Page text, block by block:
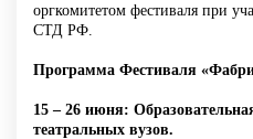
оргкомитетом фестиваля при
СТД РФ.
Программа Фестиваля
15 – 26 июня:
театральных вузов.